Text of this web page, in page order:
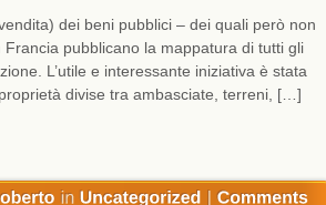
dei beni pubblici – dei quali però non
pubblicano la mappatura di tutti gli
L’utile e interessante iniziativa è stata
divise tra ambasciate, terreni, […]